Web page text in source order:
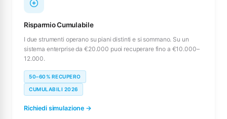
Risparmio Cumulabile
I due strumenti operano su piani distinti e si sommano. Su un
sistema enterprise da €20.000 puoi recuperare fino a €10.000–
12.000.
50–60% RECUPERO
CUMULABILI 2026
Richiedi simulazione →